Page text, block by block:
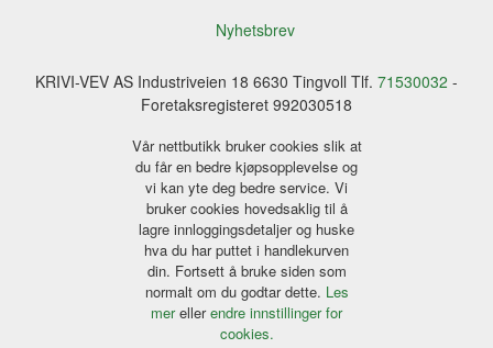
Nyhetsbrev
KRIVI-VEV AS Industriveien 18 6630 Tingvoll Tlf. 71530032 -
Foretaksregisteret 992030518
Vår nettbutikk bruker cookies slik at
du får en bedre kjøpsopplevelse og
vi kan yte deg bedre service. Vi
bruker cookies hovedsaklig til å
lagre innloggingsdetaljer og huske
hva du har puttet i handlekurven
din. Fortsett å bruke siden som
normalt om du godtar dette. Les
merellerendre innstillinger for
cookies.